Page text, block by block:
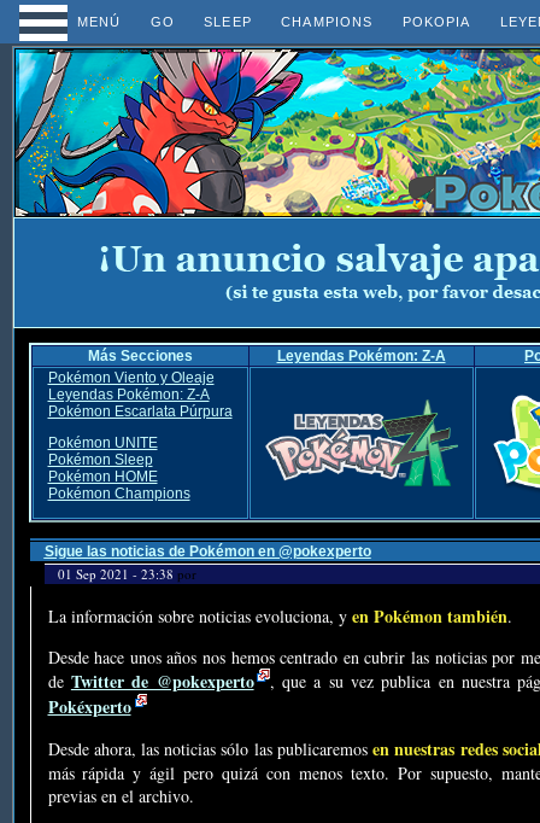
MENÚ GO SLEEP CHAMPIONS POKOPIA
Más Secciones Leyendas Pokémon: Z-A
Pokémon Viento y Oleaje
Leyendas Pokémon: Z-A
Pokémon Escarlata Púrpura
Pokémon UNITE
Pokémon Sleep
Pokémon HOME
Pokémon Champions
Sigue las noticias de Pokémon en @pokexperto
01 Sep 2021 - 23:38 por
La información sobre noticias evoluciona, y en Pokémon también.
Desde hace unos años nos hemos centrado en cubrir las noticias por
de Twitter de @pokexperto , que a su vez publica en nuestra
Pokéxperto
Desde ahora, las noticias sólo las publicaremosen nuestras redes
más rápida y ágil pero quizá con menos texto. Por supuesto,
previas en el archivo.